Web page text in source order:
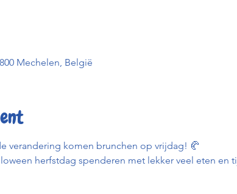
Mechelen, België
verandering komen brunchen op vrijdag! 🥐
herfstdag spenderen met lekker veel eten en